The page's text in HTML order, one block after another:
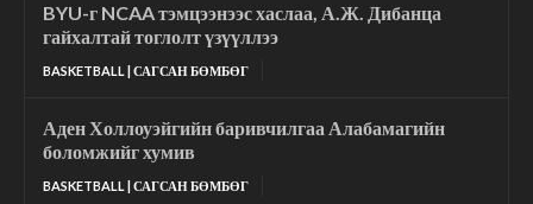
BYU-г NCAA тэмцээнээс хаслаа, А.Ж. Дибанца
гайхалтай тоглолт үзүүллээ
BASKETBALL | САГСАН БӨМБӨГ
Аден Холлоуэйгийн баривчилгаа Алабамагийн
боломжийг хумив
BASKETBALL | САГСАН БӨМБӨГ